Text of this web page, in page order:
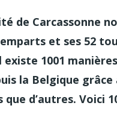
de Carcassonne
et ses 52
1001
la Belgique grâce
d’autres. Voici